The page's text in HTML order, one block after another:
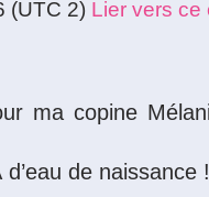
(UTC 2) Lier vers ce
ma copine
de naissance !